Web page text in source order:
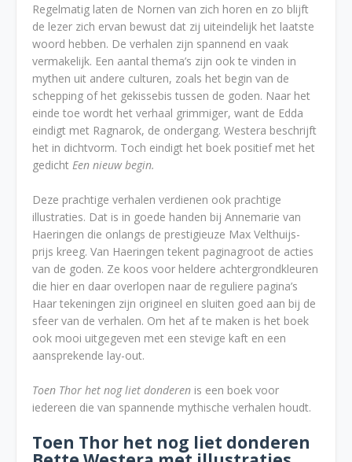
Regelmatig laten de Nornen van zich horen en zo blijft
de lezer zich ervan bewust dat zij uiteindelijk het laatste
woord hebben. De verhalen zijn spannend en vaak
vermakelijk. Een aantal thema’s zijn ook te vinden in
mythen uit andere culturen, zoals het begin van de
schepping of het gekissebis tussen de goden. Naar het
einde toe wordt het verhaal grimmiger, want de Edda
eindigt met Ragnarok, de ondergang. Westera beschrijft
het in dichtvorm. Toch eindigt het boek positief met het
gedicht Een nieuw begin.
Deze prachtige verhalen verdienen ook prachtige
illustraties. Dat is in goede handen bij Annemarie van
Haeringen die onlangs de prestigieuze Max Velthuijs-
prijs kreeg. Van Haeringen tekent paginagroot de acties
van de goden. Ze koos voor heldere achtergrondkleuren
die hier en daar overlopen naar de reguliere pagina’s
Haar tekeningen zijn origineel en sluiten goed aan bij de
sfeer van de verhalen. Om het af te maken is het boek
ook mooi uitgegeven met een stevige kaft en een
aansprekende lay-out.
Toen Thor het nog liet donderen is een boek voor
iedereen die van spannende mythische verhalen houdt.
Toen Thor het nog liet donderen